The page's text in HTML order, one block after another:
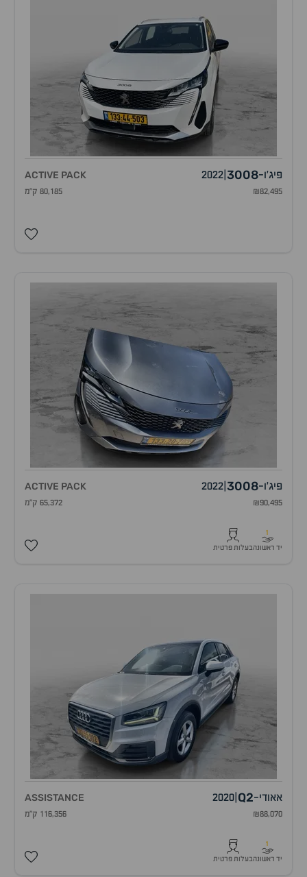
פיג'ו-
3008
2022
ACTIVE PACK
₪82,495 80,185 ק"מ
פיג'ו-
3008
2022
ACTIVE PACK
₪90,495 65,372 ק"מ
1
יד ראשונהבעלות פרטית
אאודי-
Q2
2020
ASSISTANCE
₪88,070 116,356 ק"מ
1
יד ראשונהבעלות פרטית